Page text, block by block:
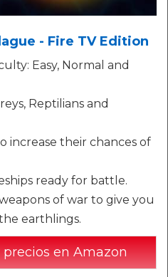
- Fire TV Edition
Easy, Normal and
Reptilians and
increase their chances of
ready for battle.
of war to give you
earthlings.
en Amazon